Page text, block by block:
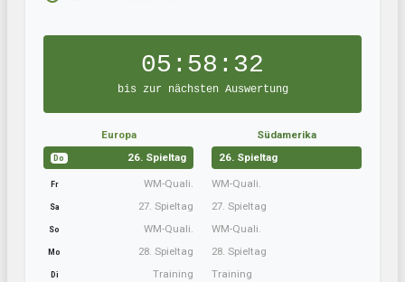
05:58:31
bis zur nächsten Auswertung
Europa
Do 26. Spieltag
Fr WM-Quali.
Sa 27. Spieltag
So WM-Quali.
Mo 28. Spieltag
Di Training
Südamerika
26. Spieltag
WM-Quali.
27. Spieltag
WM-Quali.
28. Spieltag
Training